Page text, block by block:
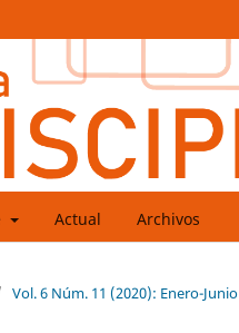
Actual Archivos
Vol. 6 Núm. 11 (2020): Enero-Junio